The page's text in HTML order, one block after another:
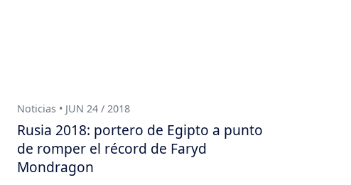
Noticias • JUN 24 / 2018
Rusia 2018: portero de Egipto a punto
de romper el récord de Faryd
Mondragon